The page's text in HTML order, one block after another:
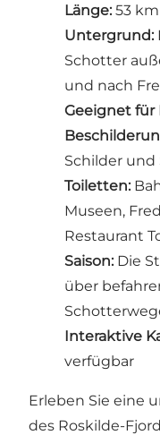
Länge: 53 km
Untergrund:
Schotter
und nach
Geeignet für
Schilder
Toiletten:
Museen,
Restaurant
Saison: Die
über
Interaktive
verfügbar
Erleben Sie eine
des Roskilde-